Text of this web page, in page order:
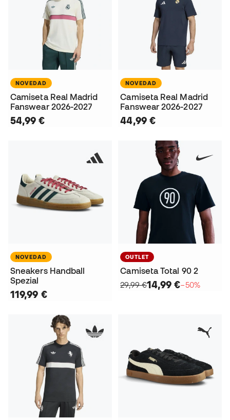
NOVEDAD
Camiseta Real Madrid
Fanswear 2026-2027
54,99 €
NOVEDAD
Camiseta Real Madrid
Fanswear 2026-2027
44,99 €
NOVEDAD
Sneakers Handball
Spezial
119,99 €
OUTLET
Camiseta Total 90 2
29,99 €14,99 €−50%